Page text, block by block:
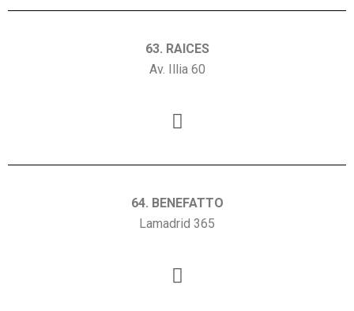
63. RAICES
Av. Illia 60
64. BENEFATTO
Lamadrid 365